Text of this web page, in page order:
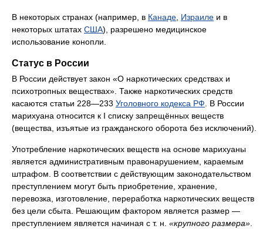
В некоторых странах (например, в Канаде Израиле и в
некоторых штатах США), разрешено медицинское
использование конопли.
Статус в России
В России действует закон «О наркотических средствах и
психотропных веществах». Также наркотических средств
касаются статьи 228—233 Уголовного кодекса РФ . В России
марихуана относится к I списку запрещённых веществ
(вещества, изъятые из гражданского оборота без исключений).
Употребление наркотических веществ на основе марихуаны
является административным правонарушением, караемым
штрафом. В соответствии с действующим законодательством
преступлением могут быть приобретение, хранение,
перевозка, изготовление, переработка наркотических веществ
без цели сбыта. Решающим фактором является размер —
преступлением является начиная с т. н. «крупного размера»